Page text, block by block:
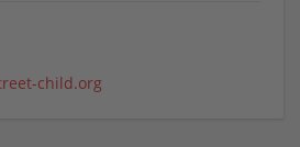
child.org